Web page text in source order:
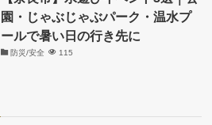
園・じゃぶじゃぶパーク・温水プ
ールで暑い日の行き先に
防災/安全 115